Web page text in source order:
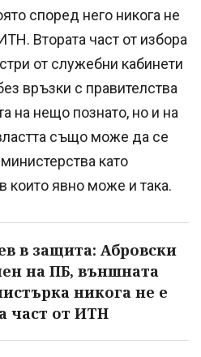
според него никога не
Втората част от избора
от служебни кабинети
връзки с правителства
на нещо познато, но и на
също може да се
като
които явно може и така.
в защита: Абровски
на ПБ, външната
никога не е
част от ИТН